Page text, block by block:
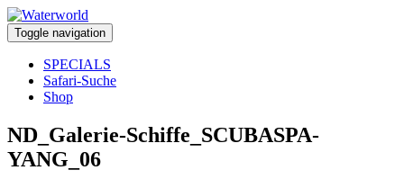
Toggle navigation
SPECIALS
Safari-Suche
Shop
ND_Galerie-Schiffe_SCUBASPA-
YANG_06